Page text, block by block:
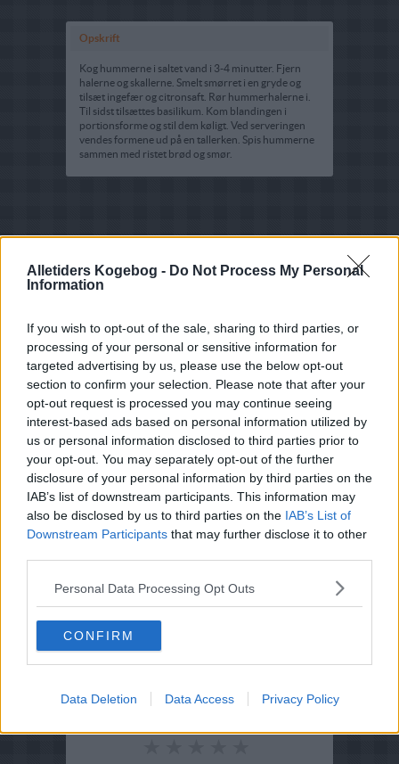
Alletiders Kogebog - Do Not Process My Personal
Information
If you wish to opt-out of the sale, sharing to third parties, or
processing of your personal or sensitive information for
targeted advertising by us, please use the below opt-out
section to confirm your selection. Please note that after your
opt-out request is processed you may continue seeing
interest-based ads based on personal information utilized by
us or personal information disclosed to third parties prior to
your opt-out. You may separately opt-out of the further
disclosure of your personal information by third parties on the
IAB’s list of downstream participants. This information may
also be disclosed by us to third parties on the IAB’s List of
Downstream Participants that may further disclose it to other
Personal Data Processing Opt Outs
CONFIRM
Data Deletion Data Access Privacy Policy
Opskrift
Kog hummerne i saltet vand i 3-4 minutter. Fjern
halerne og skallerne. Smelt smørret i en gryde og
tilsæt ingefær og citronsaft. Rør hummerhalerne i.
Til sidst tilsættes basilikum. Kom blandingen i
portionsforme og stil dem køligt. Ved serveringen
vendes formene ud på en tallerken. Spis hummerne
sammen med ristet brød og smør.
Opskriftsinfo
Ret : Hovedretter- Diverse Hovedretter
Bedøm retten